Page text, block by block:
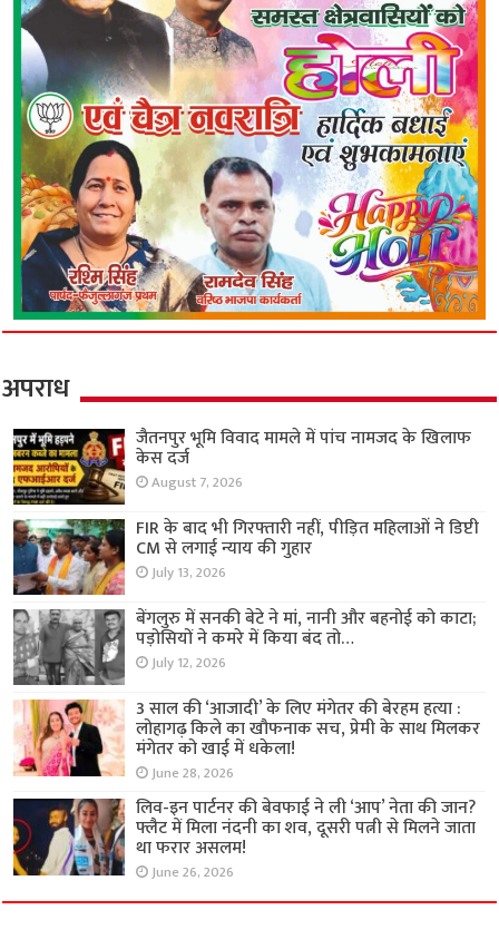
अपराध
जैतनपुर भूमि विवाद मामले में पांच नामजद के खिलाफ
केस दर्ज
August 7, 2026
FIR के बाद भी गिरफ्तारी नहीं, पीड़ित महिलाओं ने डिप्टी
CM से लगाई न्याय की गुहार
July 13, 2026
बेंगलुरु में सनकी बेटे ने मां, नानी और बहनोई को काटा;
पड़ोसियों ने कमरे में किया बंद तो…
July 12, 2026
3 साल की ‘आजादी’ के लिए मंगेतर की बेरहम हत्या :
लोहागढ़ किले का खौफनाक सच, प्रेमी के साथ मिलकर
मंगेतर को खाई में धकेला!
June 28, 2026
लिव-इन पार्टनर की बेवफाई ने ली ‘आप’ नेता की जान?
फ्लैट में मिला नंदनी का शव, दूसरी पत्नी से मिलने जाता
था फरार असलम!
June 26, 2026